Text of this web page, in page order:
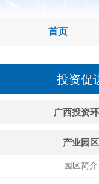
首页
投资促
广西投资
产业园区
园区简介